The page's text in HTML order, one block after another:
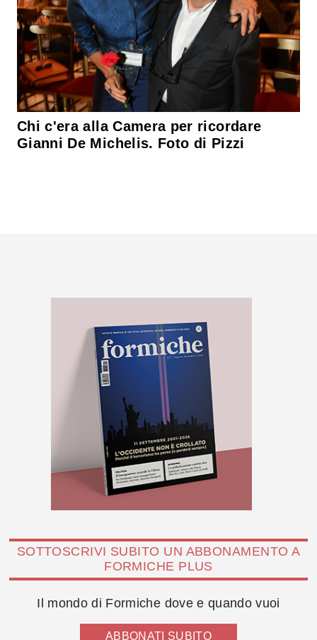
Chi c'era alla Camera per ricordare
Gianni De Michelis. Foto di Pizzi
SOTTOSCRIVI SUBITO UN ABBONAMENTO A
FORMICHE PLUS
Il mondo di Formiche dove e quando vuoi
ABBONATI SUBITO